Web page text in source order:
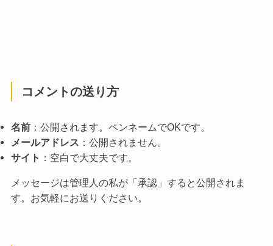
コメントの送り方
名前：公開されます。ペンネームでOKです。
メールアドレス ：公開されません。
サイト ：空白で大丈夫です。
メッセージは管理人の私が「承認」すると公開されま
す。お気軽にお送りください。